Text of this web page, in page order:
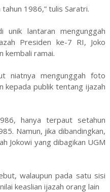
1986,” tulis Saratri.
unik lantaran mengunggah
Presiden ke-7 RI, Joko
kembali ramai.
niatnya mengunggah foto
kepada publik tentang ijazah
hanya terpaut setahun
Namun, jika dibandingkan,
Jokowi yang dibagikan UGM
walaupun pada satu sisi
keaslian ijazah orang lain